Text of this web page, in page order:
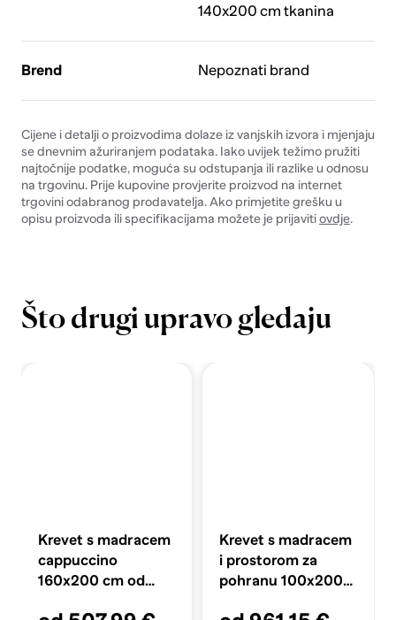
140x200 cm tkanina
Brend Nepoznati brand
Cijene i detalji o proizvodima dolaze iz vanjskih izvora i mjenjaju
se dnevnim ažuriranjem podataka. Iako uvijek težimo pružiti
najtočnije podatke, moguća su odstupanja ili razlike u odnosu
na trgovinu. Prije kupovine provjerite proizvod na internet
trgovini odabranog prodavatelja. Ako primjetite grešku u
opisu proizvoda ili specifikacijama možete je prijavitiovdje.
Što drugi upravo gledaju
Krevet s madracem
cappuccino
160x200 cm od
Krevet s madracem
i prostorom za
pohranu 100x200